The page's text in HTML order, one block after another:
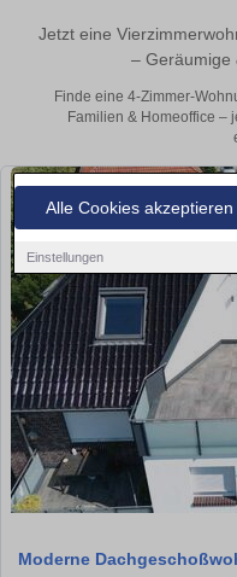
Alle Cookies akzeptieren
Einstellungen
Jetzt eine
– Geräumige
Finde eine 4-Zimmer-
Familien & Homeoffice –
Moderne